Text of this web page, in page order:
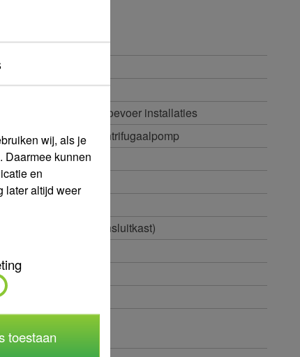
930456
DNA 1" DNM 1"
Geschikt voor watertoevoer installaties
Zelfaanzuigende centrifugaalpomp
4,8 m³/uur
0,6 m³/uur
IP44 (IP55 op de aansluitkast)
Pomphuis: RVS
wij, als je
Daarmee kunnen
en
later altijd weer
toestaan